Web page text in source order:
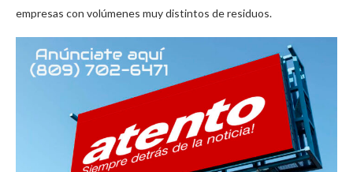
empresas con volúmenes muy distintos de residuos.